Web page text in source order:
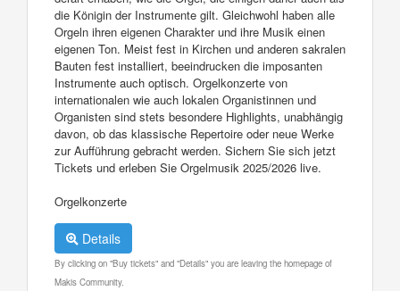
die Königin der Instrumente gilt. Gleichwohl haben alle
Orgeln ihren eigenen Charakter und ihre Musik einen
eigenen Ton. Meist fest in Kirchen und anderen sakralen
Bauten fest installiert, beeindrucken die imposanten
Instrumente auch optisch. Orgelkonzerte von
internationalen wie auch lokalen Organistinnen und
Organisten sind stets besondere Highlights, unabhängig
davon, ob das klassische Repertoire oder neue Werke
zur Aufführung gebracht werden. Sichern Sie sich jetzt
Tickets und erleben Sie Orgelmusik 2025/2026 live.
Orgelkonzerte
Details
By clicking on "Buy tickets" and "Details" you are leaving the homepage of
Makis Community.